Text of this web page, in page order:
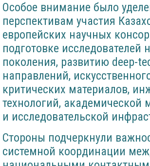
Особое внимание было
перспективам участия
европейских научных
подготовке исследователей
поколения, развитию deep-
направлений,
критических материалов,
технологий, академической
и исследовательской
Стороны подчеркнули
системной координации